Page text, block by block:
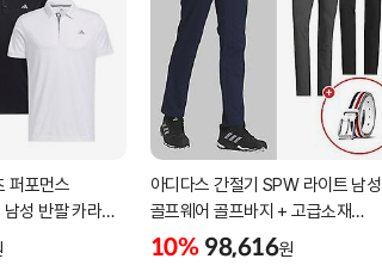
퍼포먼스
성 반팔 카라
IA5446
아디다스 간절기 SPW 라이트 남성
골프웨어 골프바지 + 고급소재
삼선패턴 골프벨트 세트
10% 98,616원